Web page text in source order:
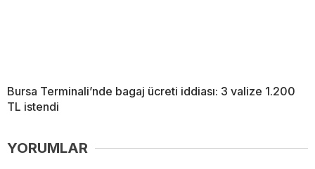
Bursa Terminali’nde bagaj ücreti iddiası: 3 valize 1.200
TL istendi
YORUMLAR